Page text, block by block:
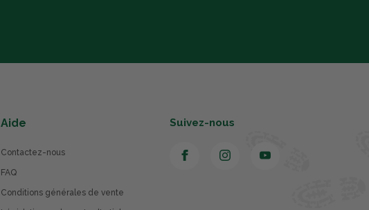
Aide
Contactez-nous
FAQ
Conditions générales de vente
Suivez-nous